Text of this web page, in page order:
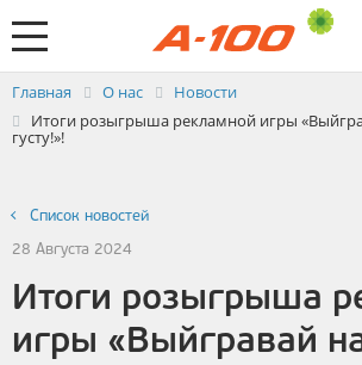
Услуги
Электронный документооборот
Заявка на выставление ЭСЧФ
Главная О нас
Новости
Итоги розыгрыша рекламной игры
густу!»!
Список новостей
28 Августа 2024
Итоги розыгрыша
игры «Выйгравай